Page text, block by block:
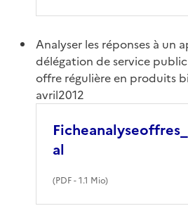
Analyser les réponses à un
délégation de service
offre régulière en produits
avril2012
al
(PDF- 1.1 Mio)